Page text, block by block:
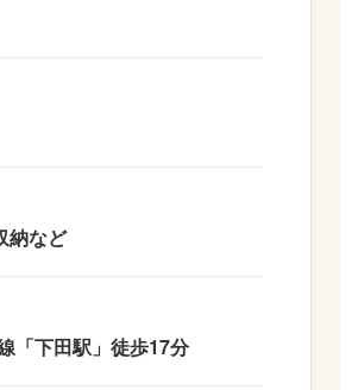
納など
「下田駅」徒歩17分